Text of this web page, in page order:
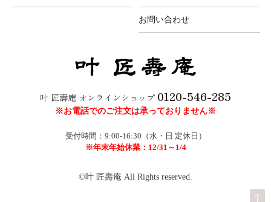
お問い合わせ
叶 匠壽庵 オンラインショップ 0120-546-285
※お電話でのご注文は承っておりません※
受付時間：9:00-16:30（水・日 定休日）
※年末年始休業：12/31～1/4
©叶 匠壽庵 All Rights reserved.